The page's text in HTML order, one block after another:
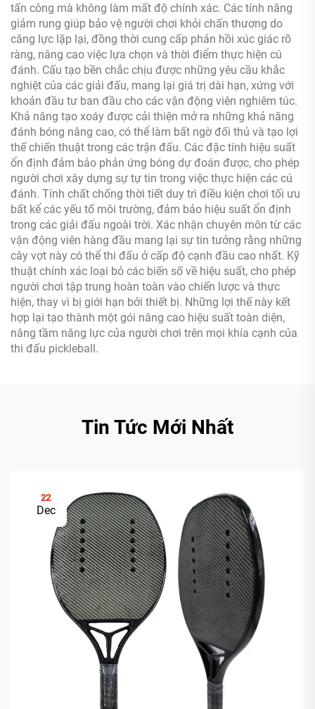
tấn công mà không làm mất độ chính xác. Các tính năng
giảm rung giúp bảo vệ người chơi khỏi chấn thương do
căng lực lặp lại, đồng thời cung cấp phản hồi xúc giác rõ
ràng, nâng cao việc lựa chọn và thời điểm thực hiện cú
đánh. Cấu tạo bền chắc chịu được những yêu cầu khắc
nghiệt của các giải đấu, mang lại giá trị dài hạn, xứng với
khoản đầu tư ban đầu cho các vận động viên nghiêm túc.
Khả năng tạo xoáy được cải thiện mở ra những khả năng
đánh bóng nâng cao, có thể làm bất ngờ đối thủ và tạo lợi
thế chiến thuật trong các trận đấu. Các đặc tính hiệu suất
ổn định đảm bảo phản ứng bóng dự đoán được, cho phép
người chơi xây dựng sự tự tin trong việc thực hiện các cú
đánh. Tính chất chống thời tiết duy trì điều kiện chơi tối ưu
bất kể các yếu tố môi trường, đảm bảo hiệu suất ổn định
trong các giải đấu ngoài trời. Xác nhận chuyên môn từ các
vận động viên hàng đầu mang lại sự tin tưởng rằng những
cây vợt này có thể thi đấu ở cấp độ cạnh đầu cao nhất. Kỹ
thuật chính xác loại bỏ các biến số về hiệu suất, cho phép
người chơi tập trung hoàn toàn vào chiến lược và thực
hiện, thay vì bị giới hạn bởi thiết bị. Những lợi thế này kết
hợp lại tạo thành một gói nâng cao hiệu suất toàn diện,
nâng tầm năng lực của người chơi trên mọi khía cạnh của
thi đấu pickleball.
Tin Tức Mới Nhất
22
Dec